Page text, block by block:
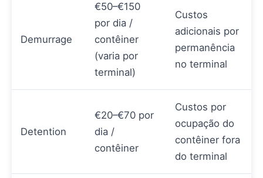
Demurrage
€50–€150
por dia /
contêiner
(varia por
terminal)
Custos
adicionais por
permanência
no terminal
Detention
€20–€70 por
dia /
contêiner
Custos por
ocupação do
contêiner fora
do terminal